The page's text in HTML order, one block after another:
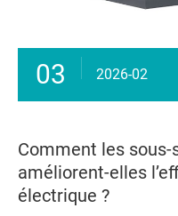
03 2026-02
Comment les
améliorent-elles
électrique ?